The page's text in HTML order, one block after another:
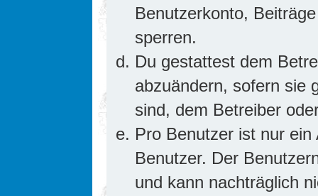
Benutzerkonto,
sperren.
Du gestattest dem
abzuändern, sofern sie
sind, dem Betreiber
Pro Benutzer ist nur
Benutzer. Der
und kann nachträglich